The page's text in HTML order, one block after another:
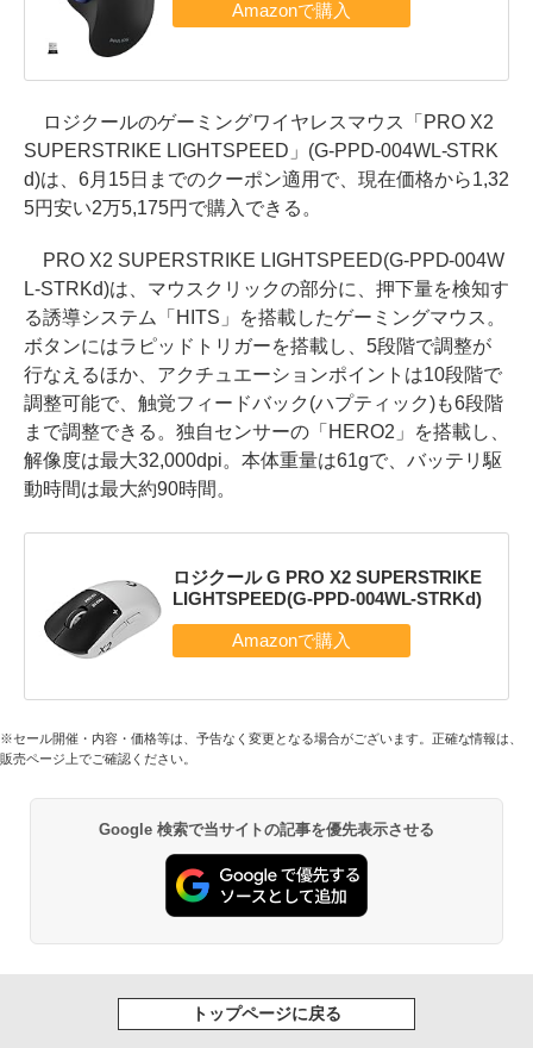
ロジクールのゲーミングワイヤレスマウス「PRO X2
SUPERSTRIKE LIGHTSPEED」(G-PPD-004WL-STRK
d)は、6月15日までのクーポン適用で、現在価格から1,32
5円安い2万5,175円で購入できる。
PRO X2 SUPERSTRIKE LIGHTSPEED(G-PPD-004W
L-STRKd)は、マウスクリックの部分に、押下量を検知す
る誘導システム「HITS」を搭載したゲーミングマウス。
ボタンにはラピッドトリガーを搭載し、5段階で調整が
行なえるほか、アクチュエーションポイントは10段階で
調整可能で、触覚フィードバック(ハプティック)も6段階
まで調整できる。独自センサーの「HERO2」を搭載し、
解像度は最大32,000dpi。本体重量は61gで、バッテリ駆
動時間は最大約90時間。
ロジクール G PRO X2 SUPERSTRIKE
LIGHTSPEED(G-PPD-004WL-STRKd)
※セール開催・内容・価格等は、予告なく変更となる場合がございます。正確な情報は、
販売ページ上でご確認ください。
Google 検索で当サイトの記事を優先表示させる
トップページに戻る